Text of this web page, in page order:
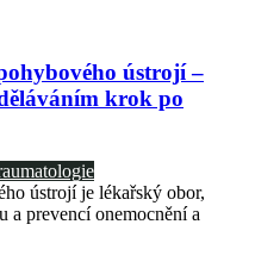
ústrojí –
krok po
ústrojí je lékařský obor,
a prevencí onemocnění a